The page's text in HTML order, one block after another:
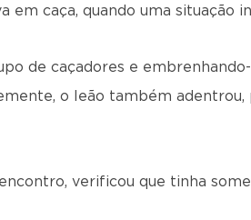
caça, quando uma situação
de caçadores e
o leão também adentrou,
verificou que tinha